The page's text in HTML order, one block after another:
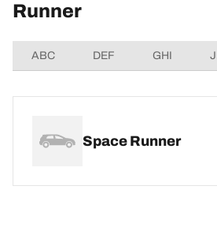
Runner
ABC DEF GHI
Space Runner